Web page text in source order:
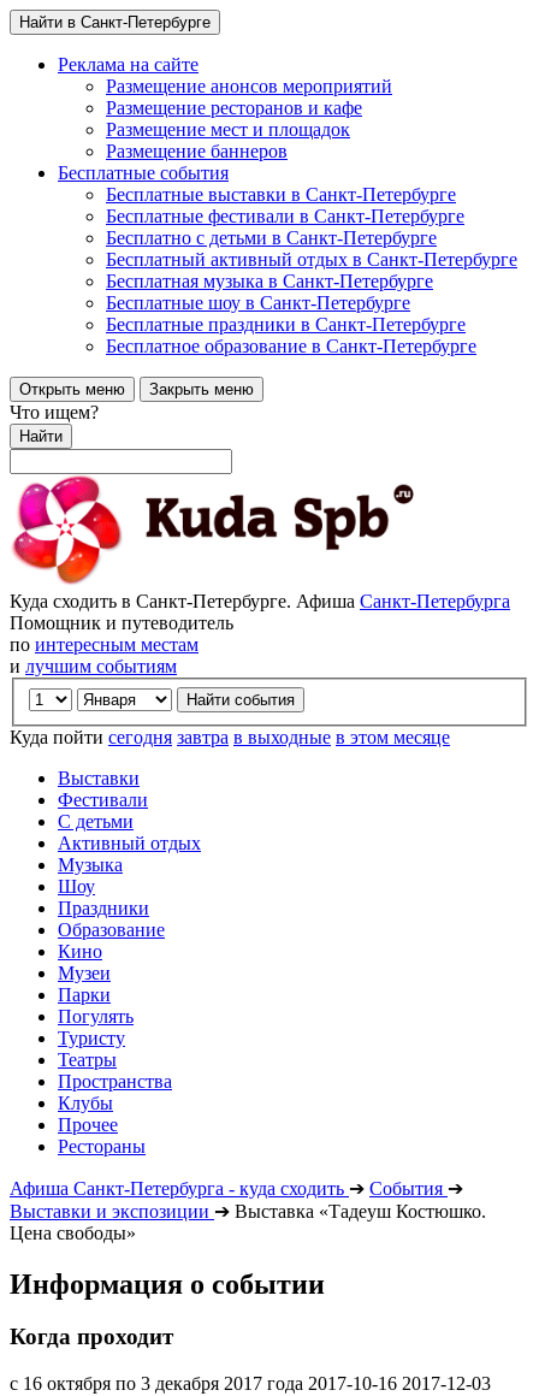
Найти в Санкт-Петербурге
Реклама на сайте
Размещение анонсов мероприятий
Размещение ресторанов и кафе
Размещение мест и площадок
Размещение баннеров
Бесплатные события
Бесплатные выставки в Санкт-Петербурге
Бесплатные фестивали в Санкт-Петербурге
Бесплатно с детьми в Санкт-Петербурге
Бесплатный активный отдых в Санкт-Петербурге
Бесплатная музыка в Санкт-Петербурге
Бесплатные шоу в Санкт-Петербурге
Бесплатные праздники в Санкт-Петербурге
Бесплатное образование в Санкт-Петербурге
Открыть меню Закрыть меню
Что ищем?
Найти
Куда сходить в Санкт-Петербурге. Афиша Санкт-Петербурга
Помощник и путеводитель
по интересным местам
и лучшим событиям
Куда пойти сегодня завтра в выходные в этом месяце
Выставки
Фестивали
С детьми
Активный отдых
Музыка
Шоу
Праздники
Образование
Кино
Музеи
Парки
Погулять
Туристу
Театры
Пространства
Клубы
Прочее
Рестораны
Афиша Санкт-Петербурга - куда сходить ➔ События ➔
Выставки и экспозиции ➔ Выставка «Тадеуш Костюшко.
Цена свободы»
Информация о событии
Когда проходит
с 16 октября по 3 декабря 2017 года 2017-10-16 2017-12-03